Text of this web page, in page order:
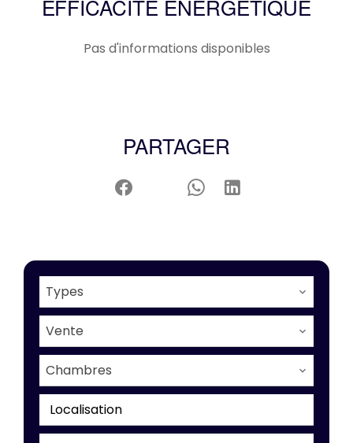
EFFICACITÉ ÉNERGÉTIQUE
Pas d'informations disponibles
PARTAGER
Types
Vente
Chambres
Localisation